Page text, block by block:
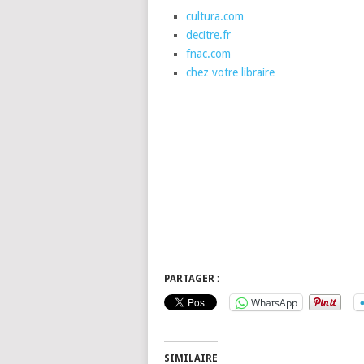
cultura.com
decitre.fr
fnac.com
chez votre libraire
PARTAGER :
WhatsApp
SIMILAIRE